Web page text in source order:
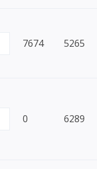
7674 5265
0 6289